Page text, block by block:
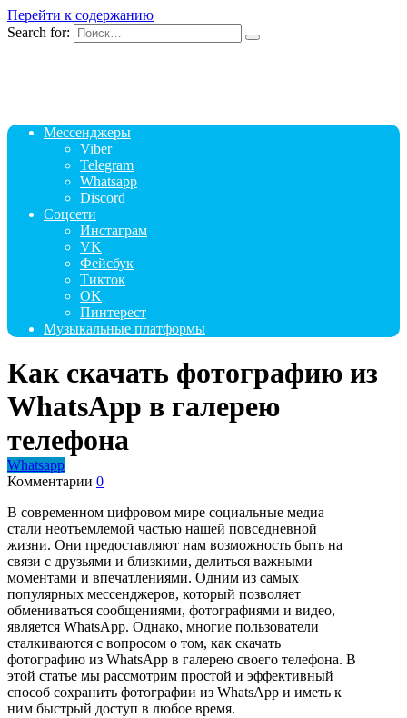
Перейти к содержанию
Search for:
Мессенджеры
Viber
Telegram
Whatsapp
Discord
Соцсети
Инстаграм
VK
Фейсбук
Тикток
OK
Пинтерест
Музыкальные платформы
Как скачать фотографию из
WhatsApp в галерею
телефона
Whatsapp
Комментарии 0
В современном цифровом мире социальные медиа
стали неотъемлемой частью нашей повседневной
жизни. Они предоставляют нам возможность быть на
связи с друзьями и близкими, делиться важными
моментами и впечатлениями. Одним из самых
популярных мессенджеров, который позволяет
обмениваться сообщениями, фотографиями и видео,
является WhatsApp. Однако, многие пользователи
сталкиваются с вопросом о том, как скачать
фотографию из WhatsApp в галерею своего телефона. В
этой статье мы рассмотрим простой и эффективный
способ сохранить фотографии из WhatsApp и иметь к
ним быстрый доступ в любое время.